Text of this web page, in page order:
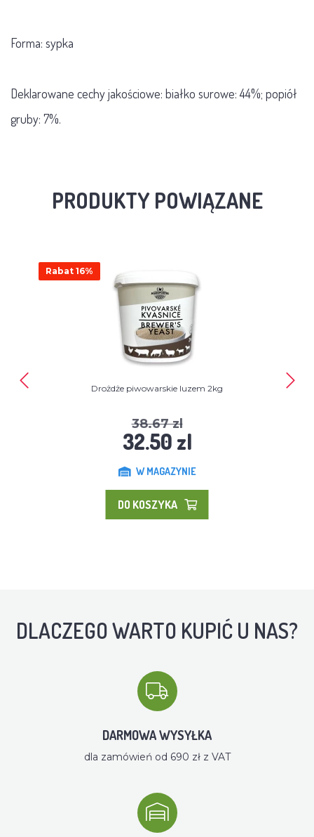
Forma: sypka
Deklarowane cechy jakościowe: białko surowe: 44%; popiół
gruby: 7%.
PRODUKTY POWIĄZANE
Rabat 16%
Drożdże piwowarskie luzem 2kg
38.67 zl
32.50 zl
W MAGAZYNIE
DO KOSZYKA
DLACZEGO WARTO KUPIĆ U NAS?
DARMOWA WYSYŁKA
dla zamówień od 690 zł z VAT